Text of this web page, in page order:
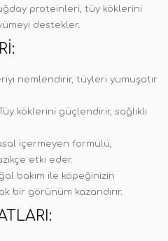
proteinleri, tüy köklerini
destekler.
nemlendirir, tüyleri yumuşatır
köklerini güçlendirir, sağlıklı
içermeyen formülü,
etki eder.
bakım ile köpeğinizin
bir görünüm kazandırır.